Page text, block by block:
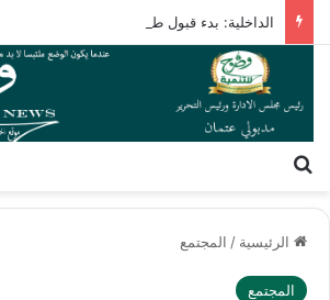
الداخلية: بدء قبول طلبات التقدم لحج القرعة
الرئيسية / المجتمع
المجتمع